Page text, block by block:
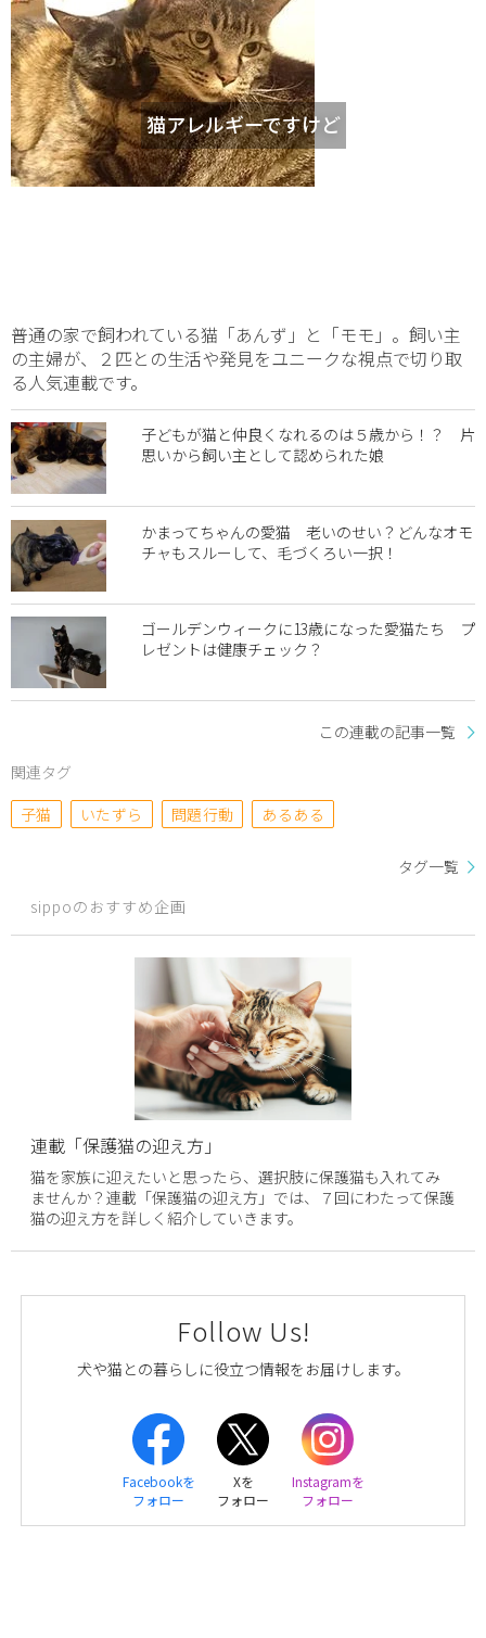
猫アレルギーですけど
普通の家で飼われている猫「あんず」と「モモ」。飼い主
の主婦が、２匹との生活や発見をユニークな視点で切り取
る人気連載です。
子どもが猫と仲良くなれるのは５歳から！？ 片
思いから飼い主として認められた娘
かまってちゃんの愛猫 老いのせい？どんなオモ
チャもスルーして、毛づくろい一択！
ゴールデンウィークに13歳になった愛猫たち プ
レゼントは健康チェック？
この連載の記事一覧
関連タグ
子猫
いたずら 問題行動 あるある
タグ一覧
sippoのおすすめ企画
連載「保護猫の迎え方」
猫を家族に迎えたいと思ったら、選択肢に保護猫も入れてみ
ませんか？連載「保護猫の迎え方」では、７回にわたって保護
猫の迎え方を詳しく紹介していきます。
Follow Us!
犬や猫との暮らしに役立つ情報をお届けします。
Facebookを
フォロー
Xを
フォロー
Instagramを
フォロー